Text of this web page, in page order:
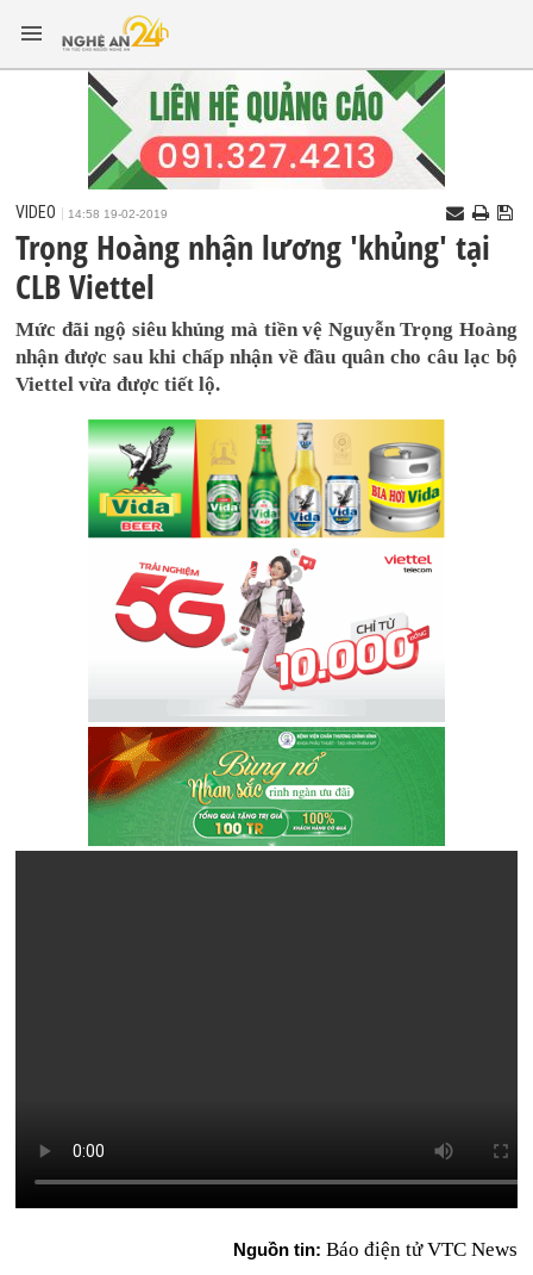
VIDEO 14:58 19-02-2019
Trọng Hoàng nhận lương 'khủng' tại
CLB Viettel
Mức đãi ngộ siêu khủng mà tiền vệ Nguyễn Trọng Hoàng
nhận được sau khi chấp nhận về đầu quân cho câu lạc bộ
Viettel vừa được tiết lộ.
Nguồn tin: Báo điện tử VTC News